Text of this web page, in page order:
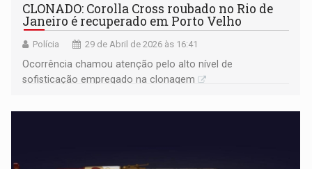
CLONADO: Corolla Cross roubado no Rio de
Janeiro é recuperado em Porto Velho
Polícia 29 de Abril de 2026 às 16:41
Ocorrência chamou atenção pelo alto nível de
sofisticação empregado na clonagem